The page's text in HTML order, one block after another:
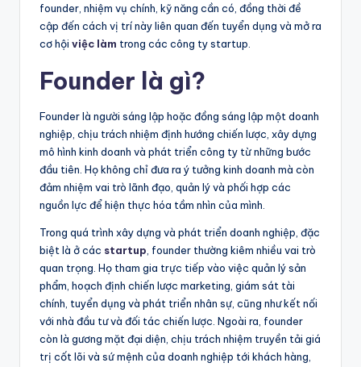
founder, nhiệm vụ chính, kỹ năng cần có, đồng thời đề
cập đến cách vị trí này liên quan đến tuyển dụng và mở ra
cơ hội việc làm trong các công ty startup.
Founder là gì?
Founder là người sáng lập hoặc đồng sáng lập một doanh
nghiệp, chịu trách nhiệm định hướng chiến lược, xây dựng
mô hình kinh doanh và phát triển công ty từ những bước
đầu tiên. Họ không chỉ đưa ra ý tưởng kinh doanh mà còn
đảm nhiệm vai trò lãnh đạo, quản lý và phối hợp các
nguồn lực để hiện thực hóa tầm nhìn của mình.
Trong quá trình xây dựng và phát triển doanh nghiệp, đặc
biệt là ở các startup , founder thường kiêm nhiều vai trò
quan trọng. Họ tham gia trực tiếp vào việc quản lý sản
phẩm, hoạch định chiến lược marketing, giám sát tài
chính, tuyển dụng và phát triển nhân sự, cũng như kết nối
với nhà đầu tư và đối tác chiến lược. Ngoài ra, founder
còn là gương mặt đại diện, chịu trách nhiệm truyền tải giá
trị cốt lõi và sứ mệnh của doanh nghiệp tới khách hàng,